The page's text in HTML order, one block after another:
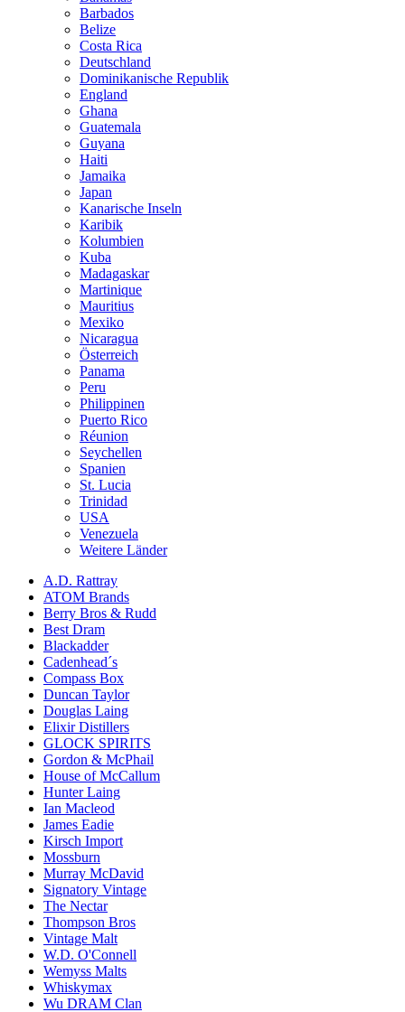
Barbados
Belize
Costa Rica
Deutschland
Dominikanische Republik
England
Ghana
Guatemala
Guyana
Haiti
Jamaika
Japan
Kanarische Inseln
Karibik
Kolumbien
Kuba
Madagaskar
Martinique
Mauritius
Mexiko
Nicaragua
Österreich
Panama
Peru
Philippinen
Puerto Rico
Réunion
Seychellen
Spanien
St. Lucia
Trinidad
USA
Venezuela
Weitere Länder
A.D. Rattray
ATOM Brands
Berry Bros & Rudd
Best Dram
Blackadder
Cadenhead´s
Compass Box
Duncan Taylor
Douglas Laing
Elixir Distillers
GLOCK SPIRITS
Gordon & McPhail
House of McCallum
Hunter Laing
Ian Macleod
James Eadie
Kirsch Import
Mossburn
Murray McDavid
Signatory Vintage
The Nectar
Thompson Bros
Vintage Malt
W.D. O'Connell
Wemyss Malts
Whiskymax
Wu DRAM Clan